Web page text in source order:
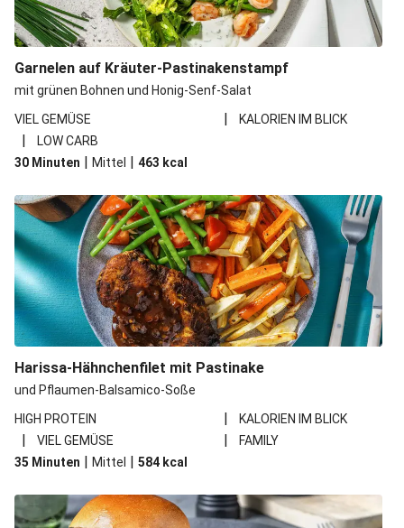
Garnelen auf Kräuter-Pastinakenstampf
mit grünen Bohnen und Honig-Senf-Salat
VIEL GEMÜSE
| KALORIEN IM BLICK
|
LOW CARB
30 Minuten | Mittel | 463 kcal
Harissa-Hähnchenfilet mit Pastinake
und Pflaumen-Balsamico-Soße
HIGH PROTEIN
| KALORIEN IM BLICK
| VIEL GEMÜSE |
FAMILY
35 Minuten | Mittel | 584 kcal